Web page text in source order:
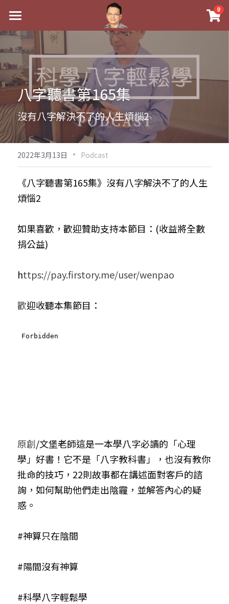
0
最新消息
關於我
實體經營
祖傳命理
手工印鑑
課程介紹
五行八字學
後天派陽宅
黃金會員專區
八字雜記
心靈成長
人氣最高
站長精選
臉書生活
試閱專區
Podcast聽書
團隊訓練營
八字視頻
陽宅視頻
線上直播
線上學苑
八字初階班1
八字初階班2
八字進階班
八字中階班
命理商城
八字完整班
《十神高階實戰錄》完整典藏版
科學八字推理PDF
我的著作
科學八字推理1
科學八字推理2
與我預約
批命預約
上課預約
登錄/註冊
搜索
八字聽書第165集
沒有八字解決不了的人生煩惱2
2022年3月13日 · Podcast
《八字聽書第165集》沒有八字解決不了的人生
煩惱2
如果喜歡，歡迎贊助支持本節目：(收益將全數
捐公益)
https://pay.firstory.me/user/wenpao
歡迎收聽本集節目：
原創/文堡老師這是一本學八字必讀的「心理
學」好書！它不是「八字教科書」，也沒有教你
批命的技巧，22則故事都在講述面對客戶的諮
詢，如何幫助他們走出陰霾，並解答內心的疑
惑。
#神算只在陰間
#陽間沒有神算
#科學八字輕鬆學
×
商品分類
八字線上完整班
科學八字推理PDF
《十神高階實戰錄》完整典藏版
1美元超值PDF
Podcast聽書
小兒命名